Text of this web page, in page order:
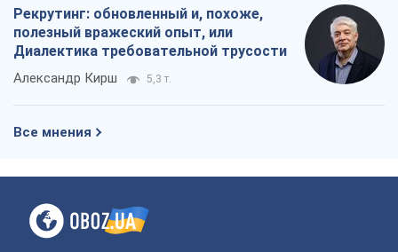
Рекрутинг: обновленный и, похоже,
полезный вражеский опыт, или
Диалектика требовательной трусости
Александр Кирш 5,3 т.
Все мнения